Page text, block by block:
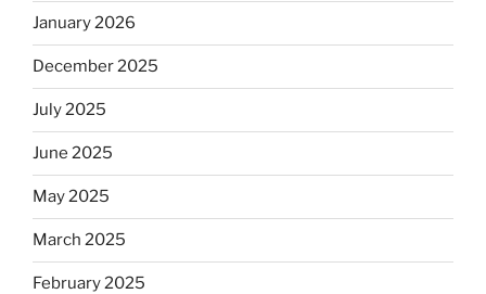
January 2026
December 2025
July 2025
June 2025
May 2025
March 2025
February 2025